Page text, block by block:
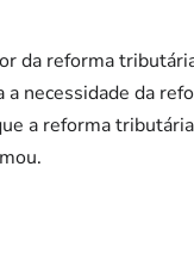
da reforma
necessidade da
a reforma